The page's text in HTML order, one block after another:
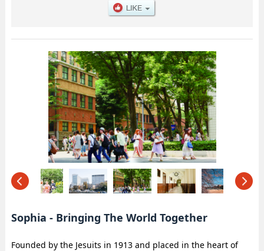
Sophia - Bringing The World Together
Founded by the Jesuits in 1913 and placed in the heart of